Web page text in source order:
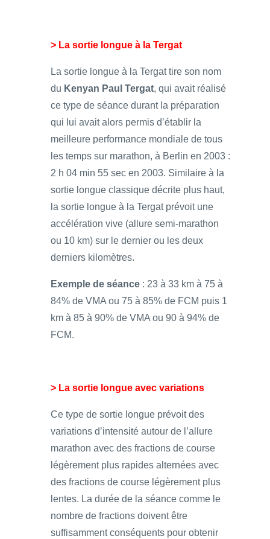
> La sortie longue à la Tergat
La sortie longue à la Tergat tire son nom
du Kenyan Paul Tergat, qui avait réalisé
ce type de séance durant la préparation
qui lui avait alors permis d’établir la
meilleure performance mondiale de tous
les temps sur marathon, à Berlin en 2003 :
2 h 04 min 55 sec en 2003. Similaire à la
sortie longue classique décrite plus haut,
la sortie longue à la Tergat prévoit une
accélération vive (allure semi-marathon
ou 10 km) sur le dernier ou les deux
derniers kilomètres.
Exemple de séance : 23 à 33 km à 75 à
84% de VMA ou 75 à 85% de FCM puis 1
km à 85 à 90% de VMA ou 90 à 94% de
FCM.
> La sortie longue avec variations
Ce type de sortie longue prévoit des
variations d’intensité autour de l’allure
marathon avec des fractions de course
légèrement plus rapides alternées avec
des fractions de course légèrement plus
lentes. La durée de la séance comme le
nombre de fractions doivent être
suffisamment conséquents pour obtenir